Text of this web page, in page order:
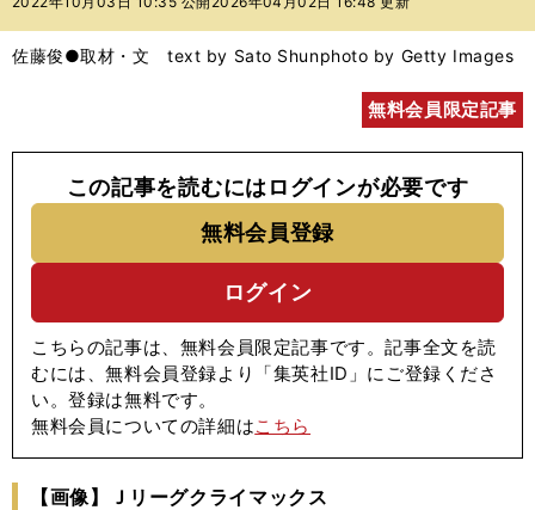
ー
バ
佐藤俊●取材・文 text by Sato Shunphoto by Getty Images
無料会員限定記事
この記事を読むにはログインが必要です
無料会員登録
ログイン
こちらの記事は、無料会員限定記事です。記事全文を読
むには、無料会員登録より「集英社ID」にご登録くださ
い。登録は無料です。
無料会員についての詳細はこちら
【画像】Ｊリーグクライマックス